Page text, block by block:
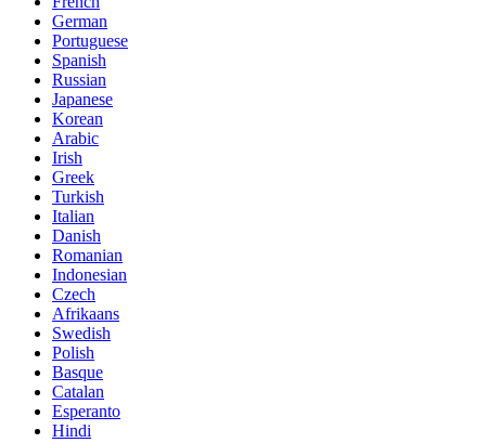
German
Portuguese
Spanish
Russian
Japanese
Korean
Arabic
Irish
Greek
Turkish
Italian
Danish
Romanian
Indonesian
Czech
Afrikaans
Swedish
Polish
Basque
Catalan
Esperanto
Hindi